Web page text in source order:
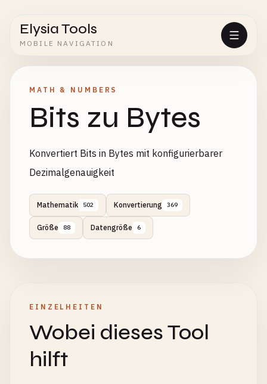
Elysia Tools
MOBILE NAVIGATION
MATH & NUMBERS
Bits zu Bytes
Konvertiert Bits in Bytes mit konfigurierbarer
Dezimalgenauigkeit
Mathematik 502 Konvertierung 369
Größe 88 Datengröße 6
EINZELHEITEN
Wobei dieses Tool
hilft